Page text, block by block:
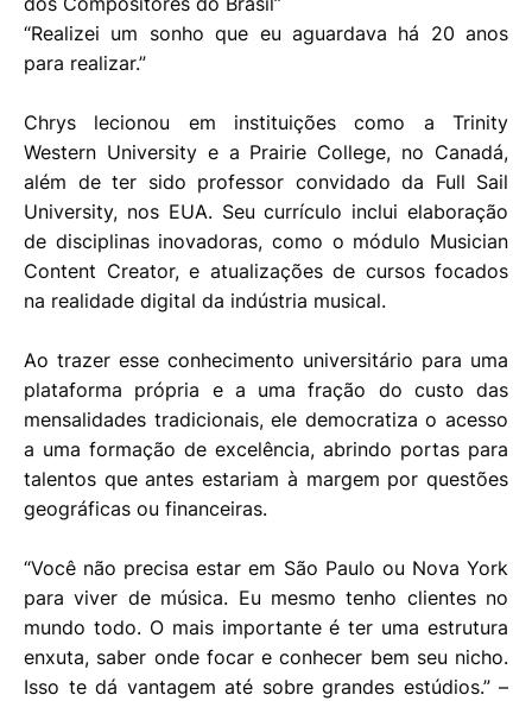
“Realizei um sonho que eu aguardava há 20 anos
para realizar.”
Chrys lecionou em instituições como a Trinity
Western University e a Prairie College, no Canadá,
além de ter sido professor convidado da Full Sail
University, nos EUA. Seu currículo inclui elaboração
de disciplinas inovadoras, como o módulo Musician
Content Creator, e atualizações de cursos focados
na realidade digital da indústria musical.
Ao trazer esse conhecimento universitário para uma
plataforma própria e a uma fração do custo das
mensalidades tradicionais, ele democratiza o acesso
a uma formação de excelência, abrindo portas para
talentos que antes estariam à margem por questões
geográficas ou financeiras.
“Você não precisa estar em São Paulo ou Nova York
para viver de música. Eu mesmo tenho clientes no
mundo todo. O mais importante é ter uma estrutura
enxuta, saber onde focar e conhecer bem seu nicho.
Isso te dá vantagem até sobre grandes estúdios.” –